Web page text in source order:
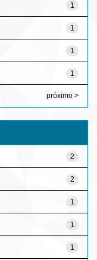
1
1
1
1
próximo >
2
2
1
1
1